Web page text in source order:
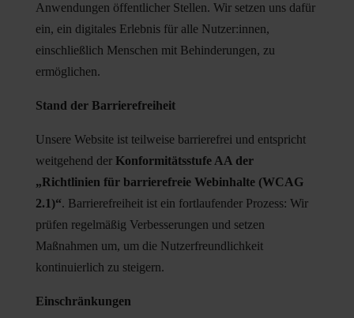
Anwendungen öffentlicher Stellen. Wir setzen uns dafür
ein, ein digitales Erlebnis für alle Nutzer:innen,
einschließlich Menschen mit Behinderungen, zu
ermöglichen.
Stand der Barrierefreiheit
Unsere Website ist teilweise barrierefrei und entspricht
weitgehend der Konformitätsstufe AA der
„Richtlinien für barrierefreie Webinhalte (WCAG
2.1)“. Barrierefreiheit ist ein fortlaufender Prozess: Wir
prüfen regelmäßig Verbesserungen und setzen
Maßnahmen um, um die Nutzerfreundlichkeit
kontinuierlich zu steigern.
Einschränkungen